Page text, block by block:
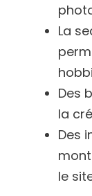
La
Des
la
Des
le